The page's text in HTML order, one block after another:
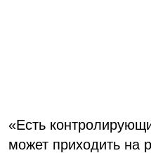
«Есть
может приходить на